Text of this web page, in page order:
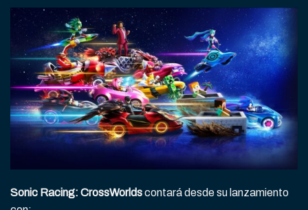
Sonic Racing: CrossWorldscontará desde su lanzamiento